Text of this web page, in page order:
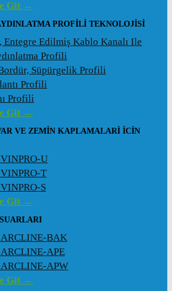
Git →
PROFILI TEKNOLOJISI
Entegre Edilmiş Kablo Kanalı Ile
Profili
Bordür, Süpürgelik Profili
Profili
Profili
Git →
VE ZEMIN KAPLAMALARI İCIN
U
T
S
Git →
BAK
APE
APW
Git →